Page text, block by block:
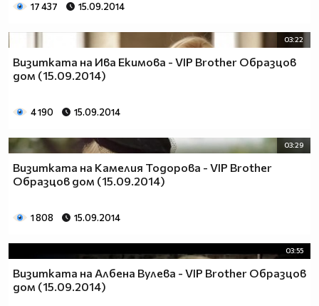
17 437 15.09.2014
03:22
Визитката на Ива Екимова - VIP Brother Образцов
дом (15.09.2014)
4 190 15.09.2014
03:29
Визитката на Камелия Тодорова - VIP Brother
Образцов дом (15.09.2014)
1 808 15.09.2014
03:55
Визитката на Албена Вулева - VIP Brother Образцов
дом (15.09.2014)